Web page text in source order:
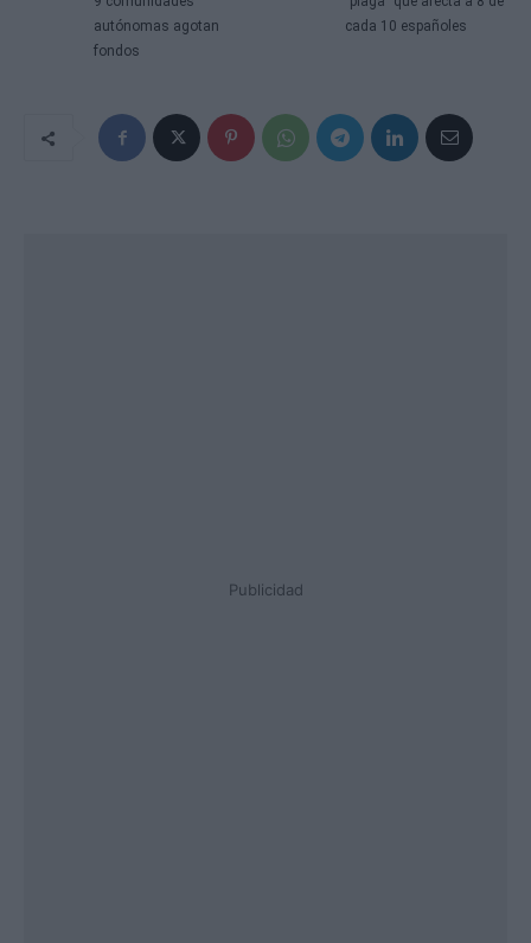
autónomas agotan
fondos
cada 10 españoles
Publicidad